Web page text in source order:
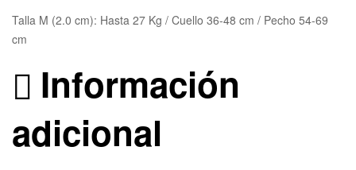
Talla M (2.0 cm): Hasta 27 Kg / Cuello 36-48 cm / Pecho 54-69
cm
Información
adicional